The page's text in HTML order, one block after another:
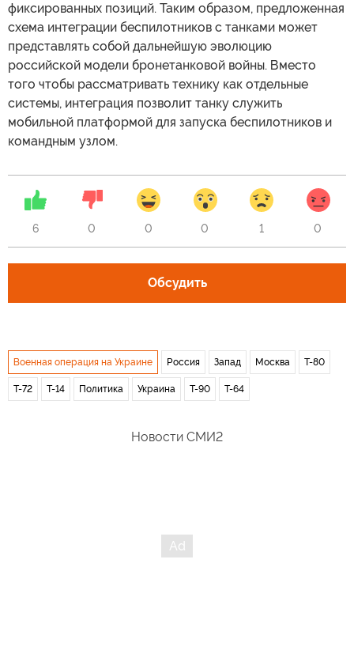
фиксированных позиций. Таким образом, предложенная
схема интеграции беспилотников с танками может
представлять собой дальнейшую эволюцию
российской модели бронетанковой войны. Вместо
того чтобы рассматривать технику как отдельные
системы, интеграция позволит танку служить
мобильной платформой для запуска беспилотников и
командным узлом.
6 0 0 0 1 0
Обсудить
Военная операция на Украине Россия Запад Москва Т-80
Т-72 Т-14 Политика Украина Т-90 Т-64
Новости СМИ2